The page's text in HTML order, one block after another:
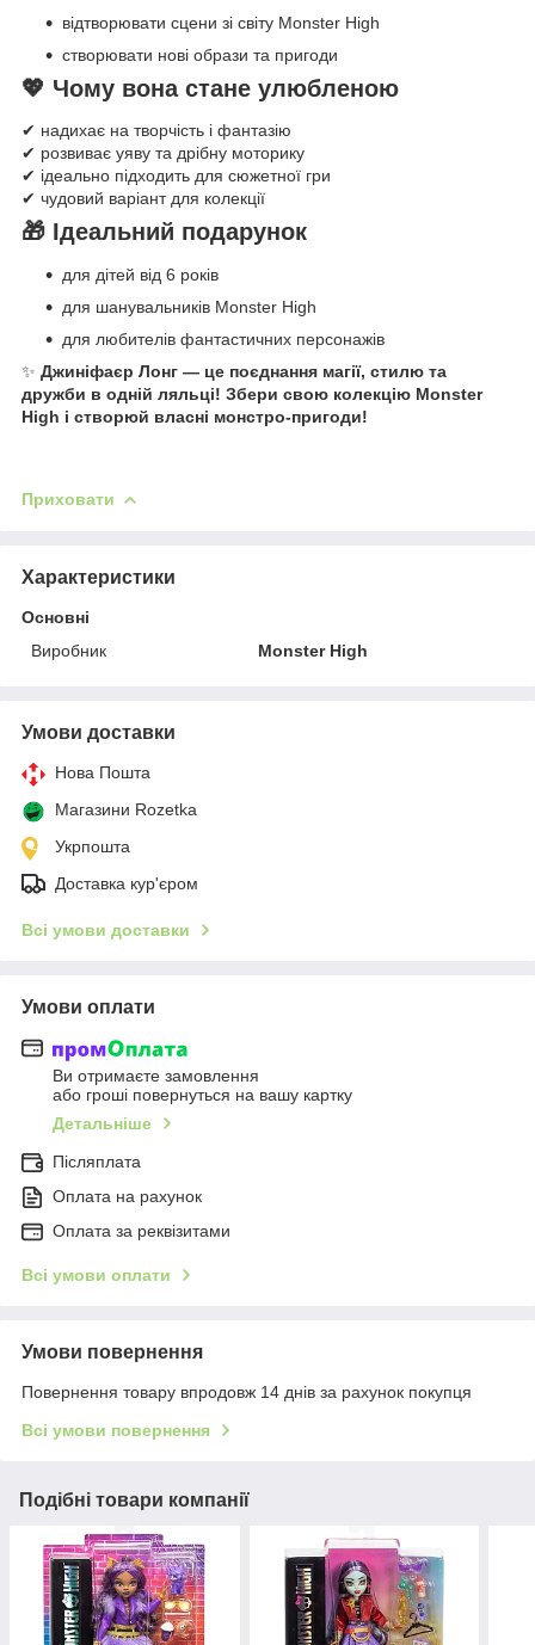
відтворювати сцени зі світу Monster High
створювати нові образи та пригоди
💖 Чому вона стане улюбленою
✔ надихає на творчість і фантазію
✔ розвиває уяву та дрібну моторику
✔ ідеально підходить для сюжетної гри
✔ чудовий варіант для колекції
🎁 Ідеальний подарунок
для дітей від 6 років
для шанувальників Monster High
для любителів фантастичних персонажів
✨ Джиніфаєр Лонг — це поєднання магії, стилю та
дружби в одній ляльці! Збери свою колекцію Monster
High і створюй власні монстро-пригоди!
Приховати
Характеристики
Основні
Виробник
Monster High
Умови доставки
Нова Пошта
Магазини Rozetka
Укрпошта
Доставка кур'єром
Всі умови доставки
Умови оплати
Ви отримаєте замовлення
або гроші повернуться на вашу картку
Детальніше
Післяплата
Оплата на рахунок
Оплата за реквізитами
Всі умови оплати
Умови повернення
Повернення товару впродовж 14 днів за рахунок покупця
Всі умови повернення
Подібні товари компанії